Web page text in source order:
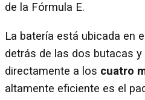
de la Fórmula E.
La batería está ubicada en
detrás de las dos butacas
directamente a los cuatro
altamente eficiente es el